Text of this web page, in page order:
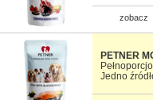
zobacz
PETNER
Jedno